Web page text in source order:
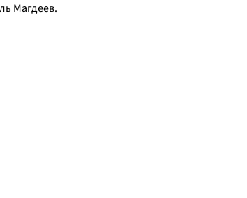
Магдеев.